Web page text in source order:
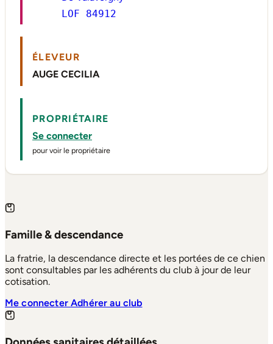
LOF 84912
ÉLEVEUR
AUGE CECILIA
PROPRIÉTAIRE
Se connecter
pour voir le propriétaire
Famille & descendance
La fratrie, la descendance directe et les portées de ce chien
sont consultables par les adhérents du club à jour de leur
cotisation.
Me connecterAdhérer au club